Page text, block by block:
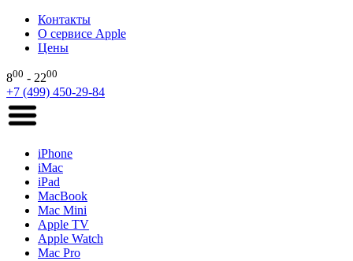
Контакты
О сервисе Apple
Цены
800 - 2200
+7 (499) 450-29-84
iPhone
iMac
iPad
MacBook
Mac Mini
Apple TV
Apple Watch
Mac Pro